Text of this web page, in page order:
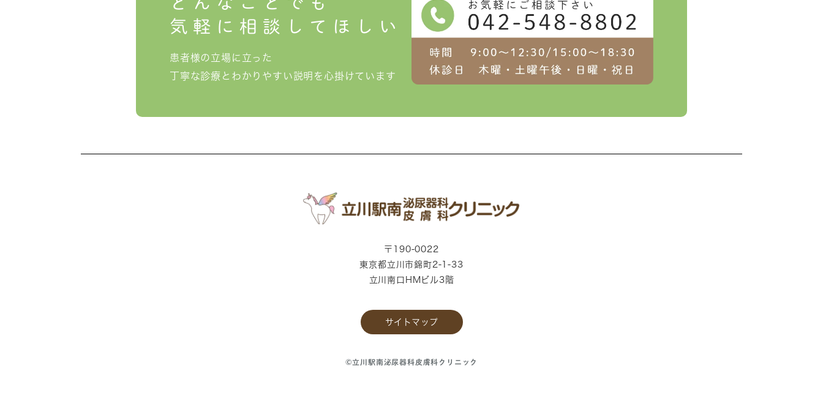
気軽に相談してほしい
患者様の立場に立った
丁寧な診療とわかりやすい説明を 心掛けています
〒190-0022
東京都立川市錦町2-1-33
立川南口HMビル3階
サイトマップ
©立川駅南泌尿器科皮膚科クリニック